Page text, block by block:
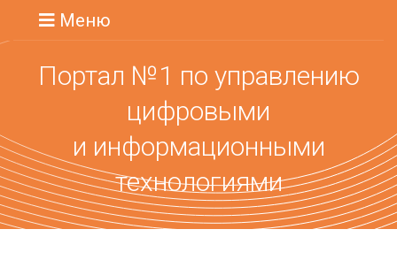
Меню
Портал №1 по управлению
цифровыми
и информационными
технологиями